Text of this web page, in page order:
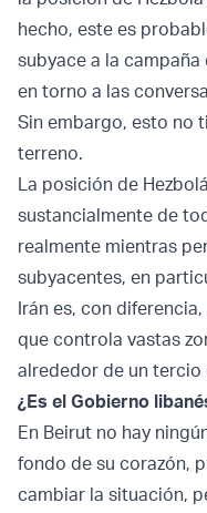
hecho, este es
subyace a la
en torno a las
Sin embargo, esto no
terreno.
La posición de
sustancialmente de
realmente mientras
subyacentes, en
Irán es, con
que controla vastas
alrededor de un tercio
¿Es el Gobierno
En Beirut no hay
fondo de su corazón,
cambiar la situación,